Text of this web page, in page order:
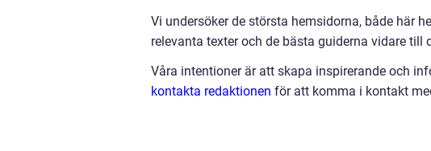
Vi undersöker de största hemsidorna, både här
relevanta texter och de bästa guiderna vidare till
Våra intentioner är att skapa inspirerande och
kontakta redaktionen för att komma i kontakt